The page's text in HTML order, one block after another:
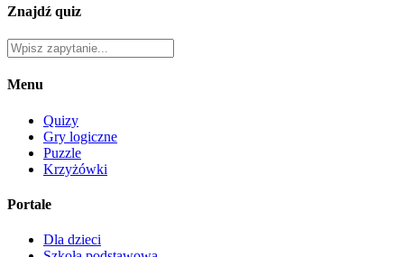
Znajdź quiz
Menu
Quizy
Gry logiczne
Puzzle
Krzyżówki
Portale
Dla dzieci